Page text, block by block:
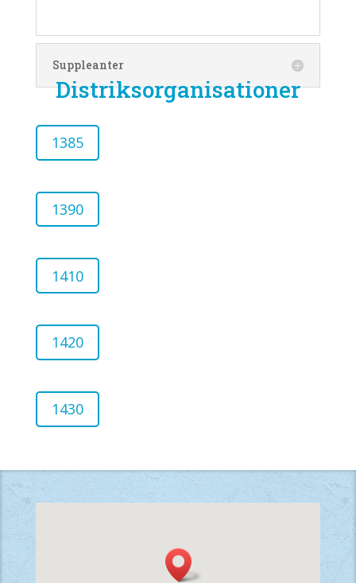
Suppleanter
Distriksorganisationer
1385
1390
1410
1420
1430